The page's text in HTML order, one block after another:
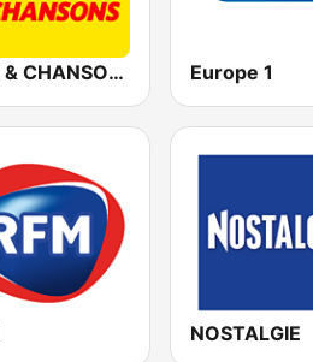
RIRE & CHANSONS Europe 1
NOSTALGIE